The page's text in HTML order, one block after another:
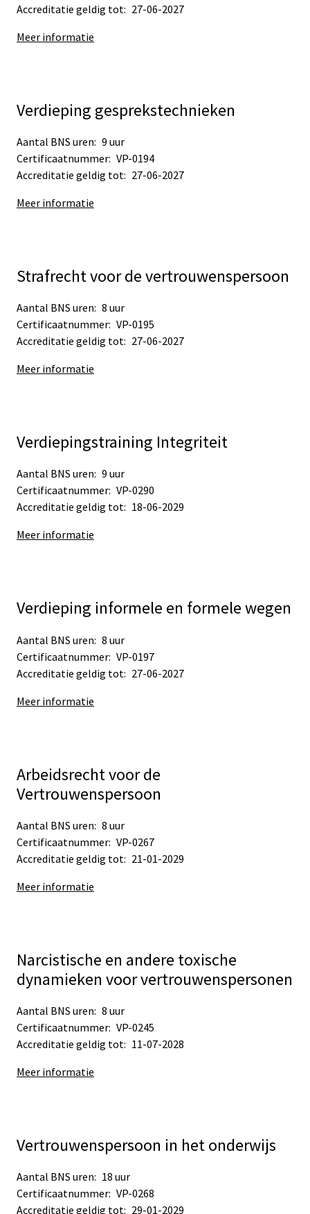
Accreditatie geldig tot: 27-06-2027
Meer informatie
Verdieping gesprekstechnieken
Aantal BNS uren: 9 uur
Certificaatnummer: VP-0194
Accreditatie geldig tot: 27-06-2027
Meer informatie
Strafrecht voor de vertrouwenspersoon
Aantal BNS uren: 8 uur
Certificaatnummer: VP-0195
Accreditatie geldig tot: 27-06-2027
Meer informatie
Verdiepingstraining Integriteit
Aantal BNS uren: 9 uur
Certificaatnummer: VP-0290
Accreditatie geldig tot: 18-06-2029
Meer informatie
Verdieping informele en formele wegen
Aantal BNS uren: 8 uur
Certificaatnummer: VP-0197
Accreditatie geldig tot: 27-06-2027
Meer informatie
Arbeidsrecht voor de
Vertrouwenspersoon
Aantal BNS uren: 8 uur
Certificaatnummer: VP-0267
Accreditatie geldig tot: 21-01-2029
Meer informatie
Narcistische en andere toxische
dynamieken voor vertrouwenspersonen
Aantal BNS uren: 8 uur
Certificaatnummer: VP-0245
Accreditatie geldig tot: 11-07-2028
Meer informatie
Vertrouwenspersoon in het onderwijs
Aantal BNS uren: 18 uur
Certificaatnummer: VP-0268
Accreditatie geldig tot: 29-01-2029